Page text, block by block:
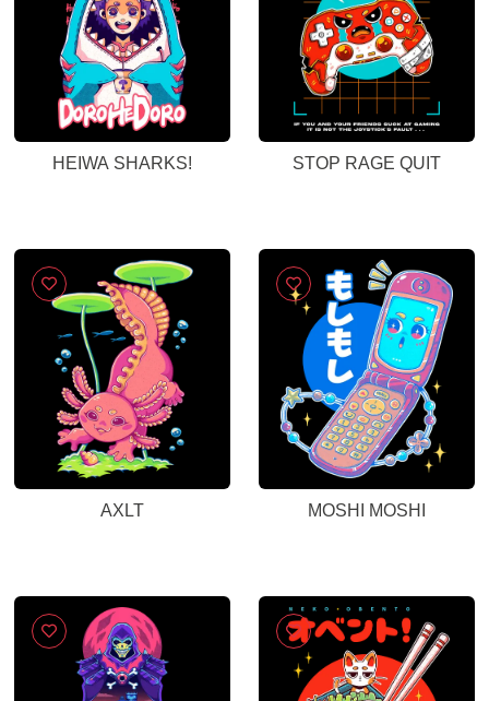
HEIWA SHARKS! STOP RAGE QUIT
AXLT MOSHI MOSHI